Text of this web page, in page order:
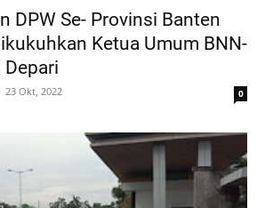
DPW Se- Provinsi Banten
Ketua Umum BNN-
Depari
23 Okt, 2022 0